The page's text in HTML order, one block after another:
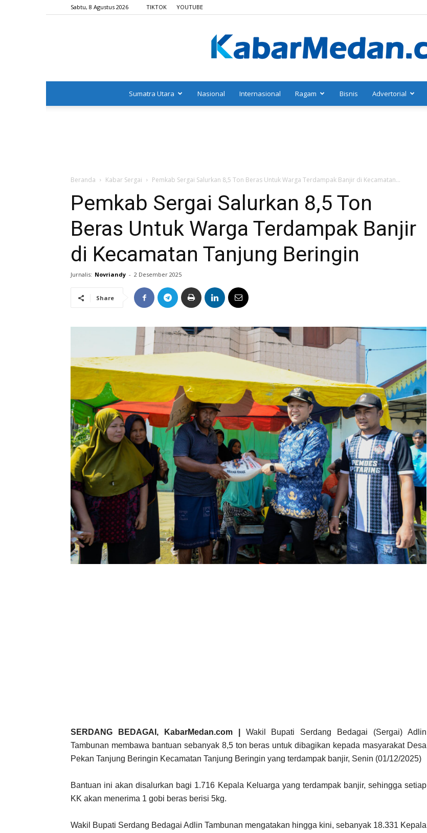
Sabtu, 8 Agustus 2026 TIKTOK YOUTUBE
Sumatra Utara Nasional Internasional Ragam Bisnis Advertorial
Beranda Kabar Sergai Pemkab Sergai Salurkan 8,5 Ton Beras Untuk Warga Terdampak Banjir di Kecamatan...
Pemkab Sergai Salurkan 8,5 Ton
Beras Untuk Warga Terdampak Banjir
di Kecamatan Tanjung Beringin
Jurnalis: Novriandy - 2 Desember 2025
Share
SERDANG BEDAGAI, KabarMedan.com |
Wakil Bupati Serdang Bedagai (Sergai) Adlin
Tambunan membawa bantuan sebanyak 8,5 ton beras untuk dibagikan kepada masyarakat Desa
Pekan Tanjung Beringin Kecamatan Tanjung Beringin yang terdampak banjir, Senin (01/12/2025)
Bantuan ini akan disalurkan bagi 1.716 Kepala Keluarga yang terdampak banjir, sehingga setiap
KK akan menerima 1 gobi beras berisi 5kg.
Wakil Bupati Serdang Bedagai Adlin Tambunan mengatakan hingga kini, sebanyak 18.331 Kepala